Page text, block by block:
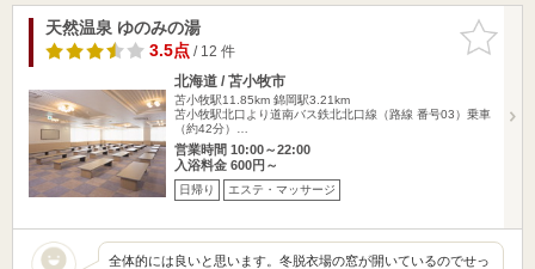
お気に入
りに追加
天然温泉 ゆのみの湯
3.5点/ 12 件
北海道 / 苫小牧市
苫小牧駅11.85km 錦岡駅3.21km
苫小牧駅北口より道南バス鉄北北口線（路線 番号03）乗車
（約42分）…
営業時間 10:00～22:00
入浴料金 600円～
日帰り エステ・マッサージ
全体的には良いと思います。冬脱衣場の窓が開いているのでせっ